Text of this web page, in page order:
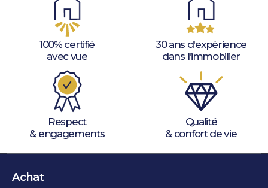
100% certifié
avec vue
30 ans d'expérience
dans l'immobilier
Respect
& engagements
Qualité
& confort de vie
Achat